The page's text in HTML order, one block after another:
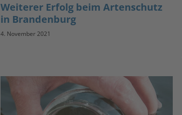
Weiterer Erfolg beim Artenschutz
in Brandenburg
4. November 2021